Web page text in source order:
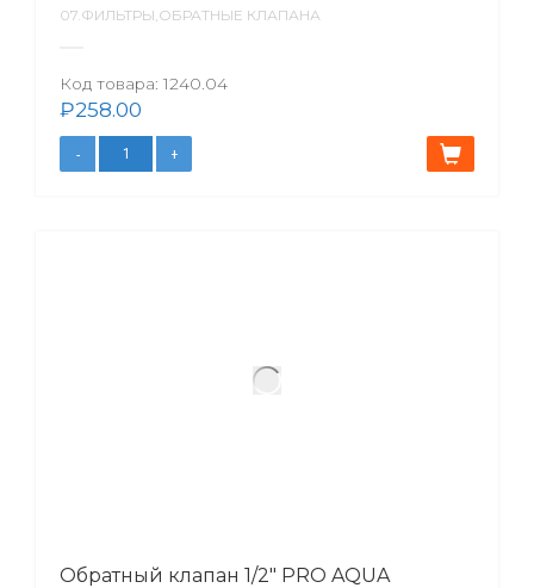
07.ФИЛЬТРЫ,ОБРАТНЫЕ КЛАПАНА
Код товара: 1240.04
₽258.00
Обратный клапан 1/2″ PRO AQUA